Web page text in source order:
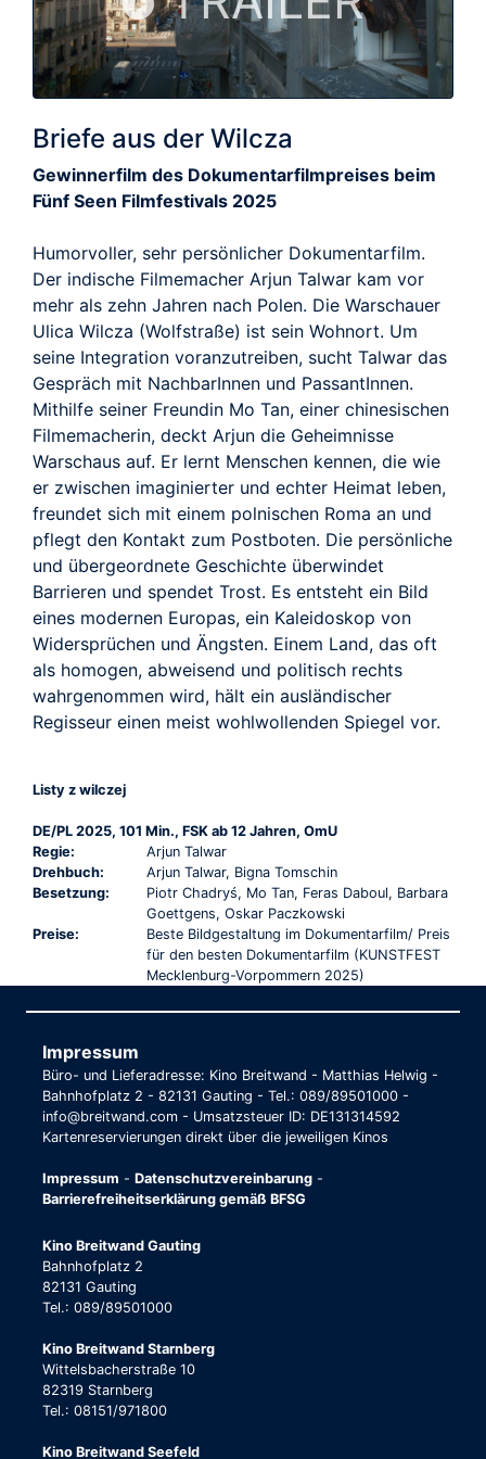
Briefe aus der Wilcza
Gewinnerfilm des Dokumentarfilmpreises beim
Fünf Seen Filmfestivals 2025
Humorvoller, sehr persönlicher Dokumentarfilm.
Der indische Filmemacher Arjun Talwar kam vor
mehr als zehn Jahren nach Polen. Die Warschauer
Ulica Wilcza (Wolfstraße) ist sein Wohnort. Um
seine Integration voranzutreiben, sucht Talwar das
Gespräch mit NachbarInnen und PassantInnen.
Mithilfe seiner Freundin Mo Tan, einer chinesischen
Filmemacherin, deckt Arjun die Geheimnisse
Warschaus auf. Er lernt Menschen kennen, die wie
er zwischen imaginierter und echter Heimat leben,
freundet sich mit einem polnischen Roma an und
pflegt den Kontakt zum Postboten. Die persönliche
und übergeordnete Geschichte überwindet
Barrieren und spendet Trost. Es entsteht ein Bild
eines modernen Europas, ein Kaleidoskop von
Widersprüchen und Ängsten. Einem Land, das oft
als homogen, abweisend und politisch rechts
wahrgenommen wird, hält ein ausländischer
Regisseur einen meist wohlwollenden Spiegel vor.
Listy z wilczej
DE/PL 2025, 101 Min., FSK ab 12 Jahren, OmU
Regie:
Arjun Talwar
Drehbuch:
Arjun Talwar, Bigna Tomschin
Besetzung:
Piotr Chadryś, Mo Tan, Feras Daboul, Barbara
Goettgens, Oskar Paczkowski
Preise:
Beste Bildgestaltung im Dokumentarfilm/ Preis
für den besten Dokumentarfilm (KUNSTFEST
Mecklenburg-Vorpommern 2025)
Impressum
Büro- und Lieferadresse: Kino Breitwand - Matthias Helwig -
Bahnhofplatz 2 - 82131 Gauting - Tel.: 089/89501000 -
info@breitwand.com - Umsatzsteuer ID: DE131314592
Kartenreservierungen direkt über die jeweiligen Kinos
Impressum - Datenschutzvereinbarung -
Barrierefreiheitserklärung gemäß BFSG
Kino Breitwand Gauting
Bahnhofplatz 2
82131 Gauting
Tel.: 089/89501000
Kino Breitwand Starnberg
Wittelsbacherstraße 10
82319 Starnberg
Tel.: 08151/971800
Kino Breitwand Seefeld